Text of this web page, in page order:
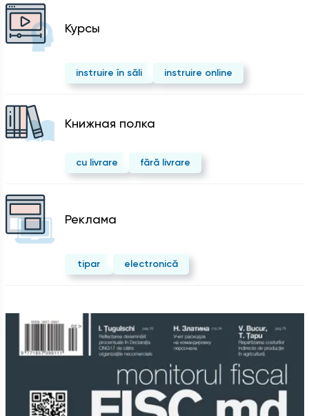
Курсы
instruire în săli instruire online
Kнижная полка
cu livrare fără livrare
Реклама
tipar electronică